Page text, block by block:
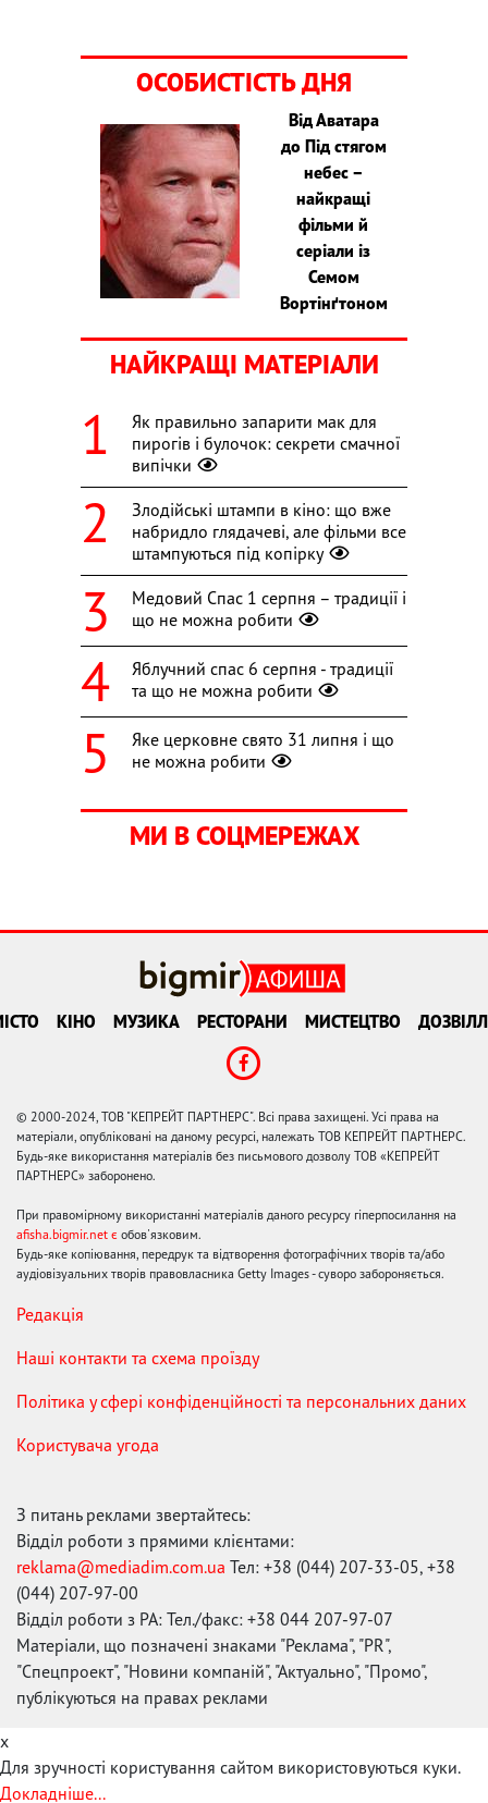
ОСОБИСТІСТЬ ДНЯ
Від Аватара
до Під стягом
небес –
найкращі
фільми й
серіали із
Семом
Вортінґтоном
НАЙКРАЩІ МАТЕРІАЛИ
Як правильно запарити мак для
пирогів і булочок: секрети смачної
випічки
Злодійські штампи в кіно: що вже
набридло глядачеві, але фільми все
штампуються під копірку
Медовий Спас 1 серпня – традиції і
що не можна робити
Яблучний спас 6 серпня - традиції
та що не можна робити
Яке церковне свято 31 липня і що
не можна робити
МИ В СОЦМЕРЕЖАХ
КІНО МУЗИКА РЕСТОРАНИ МИСТЕЦТВО
© 2000-2024, ТОВ "КЕПРЕЙТ ПАРТНЕРС". Всі права захищені. Усі права на
матеріали, опубліковані на даному ресурсі, належать ТОВ КЕПРЕЙТ ПАРТНЕРС.
Будь-яке використання матеріалів без письмового дозволу ТОВ «КЕПРЕЙТ
ПАРТНЕРС» заборонено.
При правомірному використанні матеріалів даного ресурсу гіперпосилання на
afisha.bigmir.net є обов'язковим.
Будь-яке копіювання, передрук та відтворення фотографічних творів та/або
аудіовізуальних творів правовласника Getty Images - суворо забороняється.
Редакція
Наші контакти та схема проїзду
Політика у сфері конфіденційності та персональних даних
Користувача угода
З питань реклами звертайтесь:
Відділ роботи з прямими клієнтами:
reklama@mediadim.com.ua Тел: +38 (044) 207-33-05, +38
(044) 207-97-00
Відділ роботи з РА: Тел./факс: +38 044 207-97-07
Матеріали, що позначені знаками "Реклама", "PR",
"Спецпроект", "Новини компаній", "Актуально", "Промо",
публікуються на правах реклами
x
Для зручності користування сайтом використовуються куки.
Докладніше...